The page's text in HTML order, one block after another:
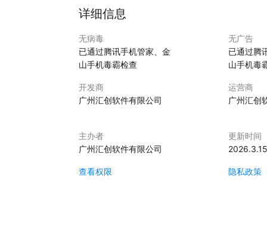
详细信息
无病毒
已通过腾讯手机管家、金
山手机毒霸检查
无广告
已通过腾
山手机毒
开发商
广州汇创软件有限公司
运营商
广州汇创
主办者
广州汇创软件有限公司
更新时间
2026.3.15
查看权限 隐私政策